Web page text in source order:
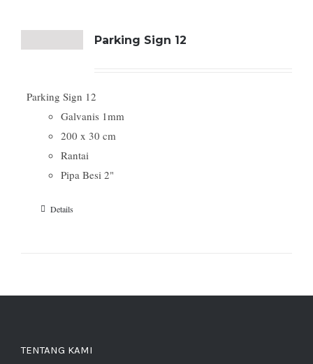
Parking Sign 12
Parking Sign 12
Galvanis 1mm
200 x 30 cm
Rantai
Pipa Besi 2"
Details
TENTANG KAMI